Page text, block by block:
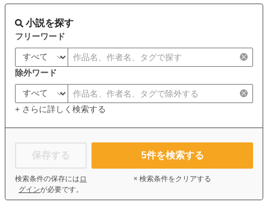
小説を探す
フリーワード
除外ワード
+ さらに詳しく検索する
保存する
検索条件の保存には ロ
グインが必要です。
5件を検索する
× 検索条件をクリアする